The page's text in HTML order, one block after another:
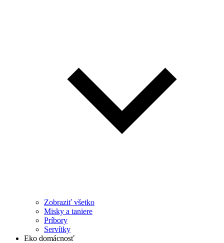
Zobraziť všetko
Misky a taniere
Príbory
Servítky
Eko domácnosť